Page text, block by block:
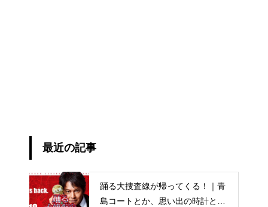
最近の記事
踊る大捜査線が帰ってくる！｜青
島コートとか、思い出の時計と